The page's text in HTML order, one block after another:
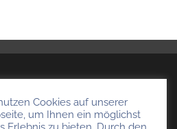
Kempendorf
Cookies auf unserer
um Ihnen ein möglichst
Erlebnis zu bieten. Durch den